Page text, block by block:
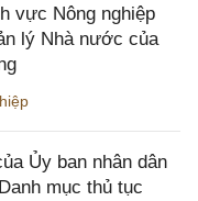
vực Nông nghiệp
lý Nhà nước của
Ủy ban nhân dân
mục thủ tục